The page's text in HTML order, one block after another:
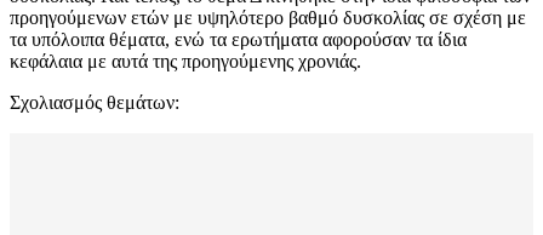
προηγούμενων ετών με υψηλότερο βαθμό δυσκολίας σε σχέση με
τα υπόλοιπα θέματα, ενώ τα ερωτήματα αφορούσαν τα ίδια
κεφάλαια με αυτά της προηγούμενης χρονιάς.
Σχολιασμός θεμάτων: